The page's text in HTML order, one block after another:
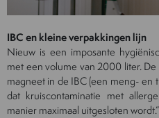
IBC en kleine verpakkingen lijn
Nieuw is een imposante
met een volume van 2000 liter.
magneet in de IBC (een meng- en
dat kruiscontaminatie met
manier maximaal uitgesloten wordt.”